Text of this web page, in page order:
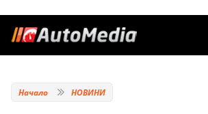
Начало НОВИНИ